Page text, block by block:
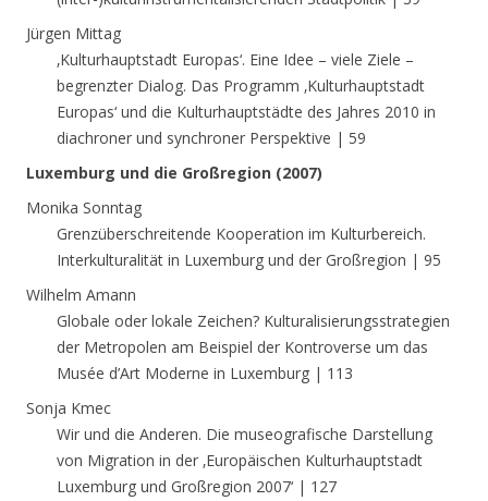
Jürgen Mittag
‚Kulturhauptstadt Europas‘. Eine Idee – viele Ziele –
begrenzter Dialog. Das Programm ‚Kulturhauptstadt
Europas‘ und die Kulturhauptstädte des Jahres 2010 in
diachroner und synchroner Perspektive | 59
Luxemburg und die Großregion (2007)
Monika Sonntag
Grenzüberschreitende Kooperation im Kulturbereich.
Interkulturalität in Luxemburg und der Großregion | 95
Wilhelm Amann
Globale oder lokale Zeichen? Kulturalisierungsstrategien
der Metropolen am Beispiel der Kontroverse um das
Musée d’Art Moderne in Luxemburg | 113
Sonja Kmec
Wir und die Anderen. Die museografische Darstellung
von Migration in der ‚Europäischen Kulturhauptstadt
Luxemburg und Großregion 2007‘ | 127